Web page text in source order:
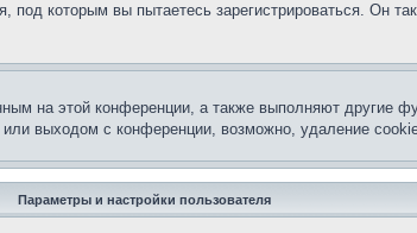
которым вы пытаетесь зарегистрироваться. Он
на этой конференции, а также выполняют другие
выходом с конференции, возможно, удаление
Параметры и настройки пользователя